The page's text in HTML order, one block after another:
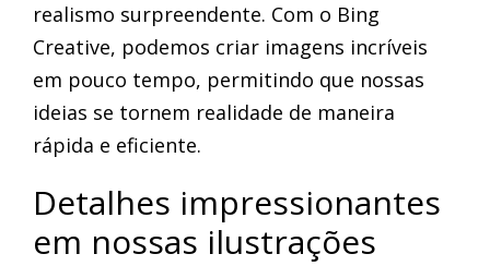
realismo surpreendente. Com o Bing
Creative, podemos criar imagens incríveis
em pouco tempo, permitindo que nossas
ideias se tornem realidade de maneira
rápida e eficiente.
Detalhes impressionantes
em nossas ilustrações